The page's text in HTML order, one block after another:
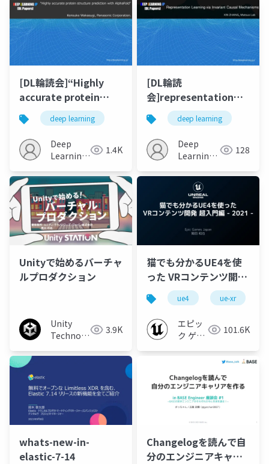
[DL輪読会]“Highly
accurate protein
structure prediction
with AlphaFold”
deep learning
Deep
Learning
1.4K
[DL輪読
会]representation
learning via
invariant causal
mechanisms
deep learning
Deep
Learning
128
Unityで始めるバーチャ
ルプロダクション
Unity
Technologies 3.9K
猫でも分かるUE4を使
った VRコンテンツ開発
超入門編 2021【VR
DOJO - Session &
Meetup For Creators-
#1】
ue4 ue-xr
エピッ
ク ゲー
101.6K
whats-new-in-
elastic-7-14
Changelogを読んで自
分のエンジニアキャリ